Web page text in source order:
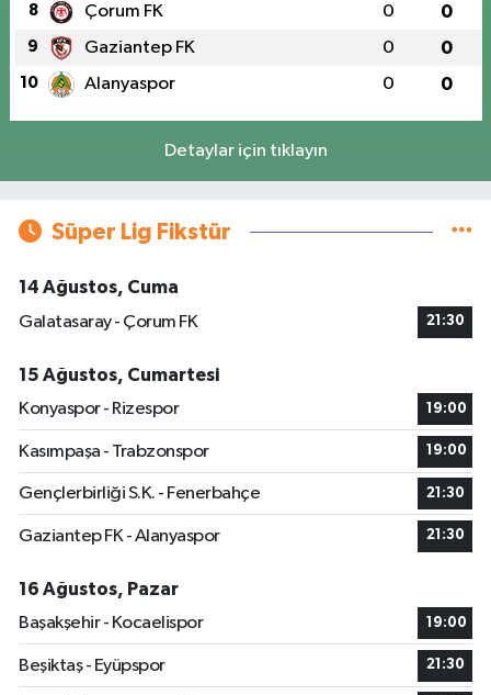
8 Çorum FK 0 0
9 Gaziantep FK 0 0
10 Alanyaspor 0 0
Detaylar için tıklayın
Süper Lig Fikstür
14 Ağustos, Cuma
Galatasaray - Çorum FK
21:30
15 Ağustos, Cumartesi
Konyaspor - Rizespor
19:00
Kasımpaşa - Trabzonspor 19:00
Gençlerbirliği S.K. - Fenerbahçe 21:30
Gaziantep FK - Alanyaspor 21:30
16 Ağustos, Pazar
Başakşehir - Kocaelispor
19:00
Beşiktaş - Eyüpspor 21:30